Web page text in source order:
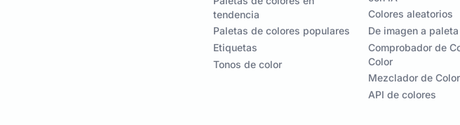
tendencia
Paletas de colores populares
Etiquetas
Tonos de color
Colores aleatorios
De imagen a
Comprobador de
Color
Mezclador de
API de colores